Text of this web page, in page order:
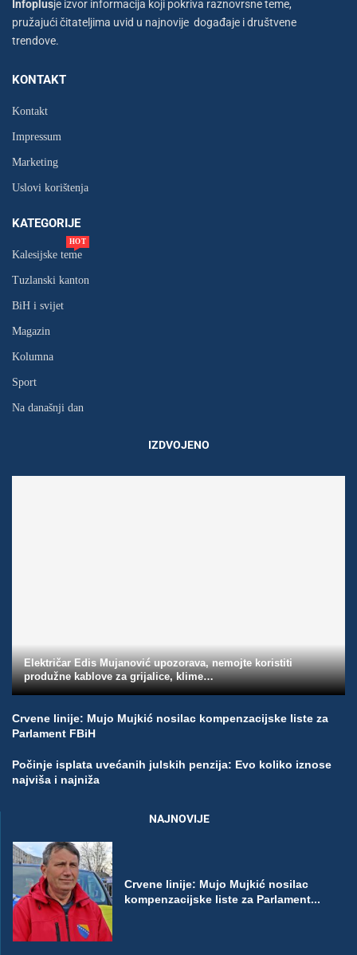
Infoplusje izvor informacija koji pokriva raznovrsne teme,
pružajući čitateljima uvid u najnovije događaje i društvene
trendove.
KONTAKT
Kontakt
Impressum
Marketing
Uslovi korištenja
KATEGORIJE
Kalesijske teme
HOT
Tuzlanski kanton
BiH i svijet
Magazin
Kolumna
Sport
Na današnji dan
IZDVOJENO
Električar Edis Mujanović upozorava, nemojte koristiti
produžne kablove za grijalice, klime…
Crvene linije: Mujo Mujkić nosilac kompenzacijske liste za
Parlament FBiH
Počinje isplata uvećanih julskih penzija: Evo koliko iznose
najviša i najniža
NAJNOVIJE
Crvene linije: Mujo Mujkić nosilac
kompenzacijske liste za Parlament...